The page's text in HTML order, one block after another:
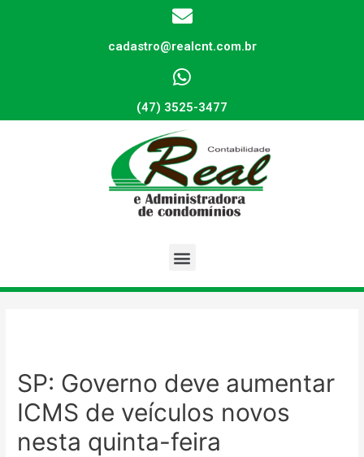
cadastro@realcnt.com.br
(47) 3525-3477
SP: Governo deve aumentar
ICMS de veículos novos
nesta quinta-feira